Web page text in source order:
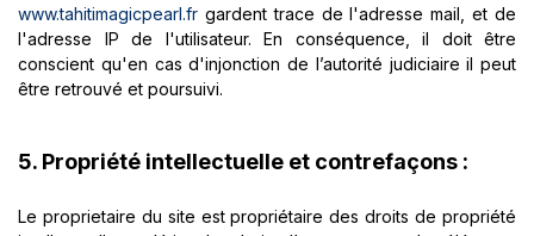
www.tahitimagicpearl.fr gardent trace de l'adresse mail, et de
l'adresse IP de l'utilisateur. En conséquence, il doit être
conscient qu'en cas d'injonction de l’autorité judiciaire il peut
être retrouvé et poursuivi.
5. Propriété intellectuelle et contrefaçons :
Le proprietaire du site est propriétaire des droits de propriété